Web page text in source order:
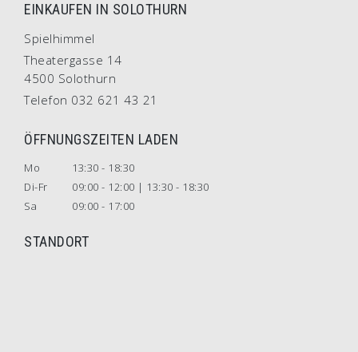
EINKAUFEN IN SOLOTHURN
Spielhimmel
Theatergasse 14
4500 Solothurn
Telefon 032 621 43 21
ÖFFNUNGSZEITEN LADEN
Mo
13:30 - 18:30
Di-Fr
09:00 - 12:00 | 13:30 - 18:30
Sa
09:00 - 17:00
STANDORT